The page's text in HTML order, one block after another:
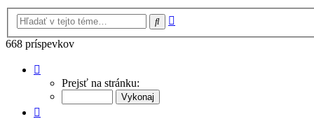
Hľadať
668 príspevkov
17
Prejsť na stránku: